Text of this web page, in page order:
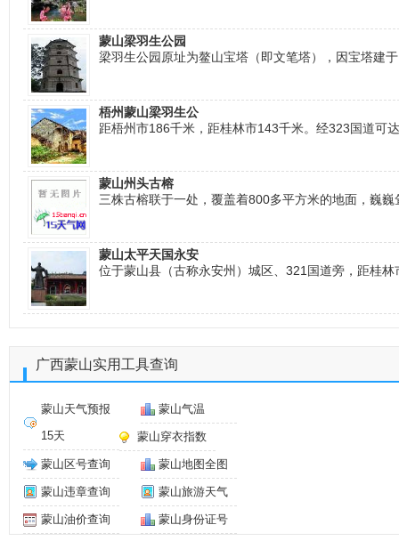
蒙山梁羽生公园
梁羽生公园原址为鳌山宝塔（即文笔塔），因宝塔建
梧州蒙山梁羽生公
距梧州市186千米，距桂林市143千米。经323国道可
蒙山州头古榕
三株古榕联于一处，覆盖着800多平方米的地面，巍
蒙山太平天国永安
位于蒙山县（古称永安州）城区、321国道旁，距桂
广西蒙山实用工具查询
蒙山天气预报
15天
蒙山气温
蒙山穿衣指数
蒙山地图全图
蒙山区号查询
蒙山旅游天气
蒙山违章查询
蒙山身份证号
蒙山油价查询